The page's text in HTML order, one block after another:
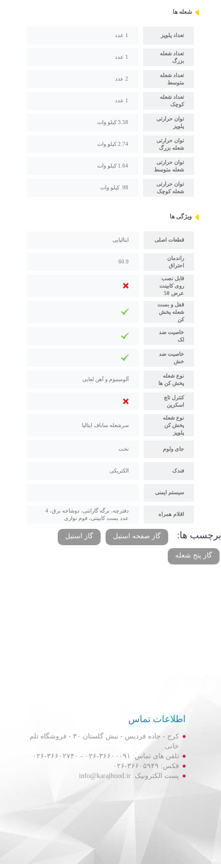
شعله ها
تعداد پلوپز 1 عدد
تعداد شعله
بزرگ
1 عدد
تعداد شعله
متوسط
2 عدد
تعداد شعله
کوچک
1 عدد
توان حرارتی
پلوپز
3.58 کیلو وات
توان حرارتی
شعله بزرگ
2.74 کیلو وات
توان حرارتی
شعله متوسط
1.64 کیلو وات
توان حرارتی
شعله کوچک
98. کیلو وات
ویژگی ها
قطعات اصلی ایتالیایی
راندمان
احتراق
60.9
قابل نصب
روی کابینت
عرض 50
قفل و بست
شعله پخش
کن
خاصیت ضد
لک
خاصیت ضد
خش
نوع شعله
پخش کن ها
آلومینیوم و آهن لعابی
کنترل تاچ
اسکرین
نوع شعله
پخش کن
پلوپز
سرشعله ساباف ایتالیا
جای ولوم تخت
فندک الکتریکی
سیستم ایمنی
اقلام همراه
دفترچه، برگه گارانتی، دوشاخه برق، 4
عدد بست کابینتی، فوم نواری
برچسب ها: گاز صفحه استیل گاز استیل
گاز پنج شعله
اطلاعات تماس
کرج - جاده فردیس - نبش گلستان ۳۰ - فروشگاه تلم
خانی
تلفن های تماس: ۳۶۶۰۰۰۹۱-۰۲۶ - ۳۶۶۰۲۷۴۰-۰۲۶
فکس: ۳۶۶۰۵۹۴۹-۰۲۶
پست الکترونیک: info@karajhood.ir